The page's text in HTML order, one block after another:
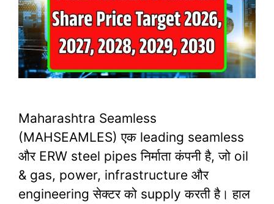
Maharashtra Seamless
(MAHSEAMLES) एक leading seamless
और ERW steel pipes निर्माता कंपनी है, जो oil
& gas, power, infrastructure और
engineering सेक्टर को supply करती है। हाल